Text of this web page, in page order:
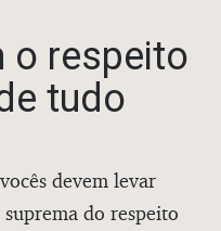
o respeito
tudo
devem levar
do respeito